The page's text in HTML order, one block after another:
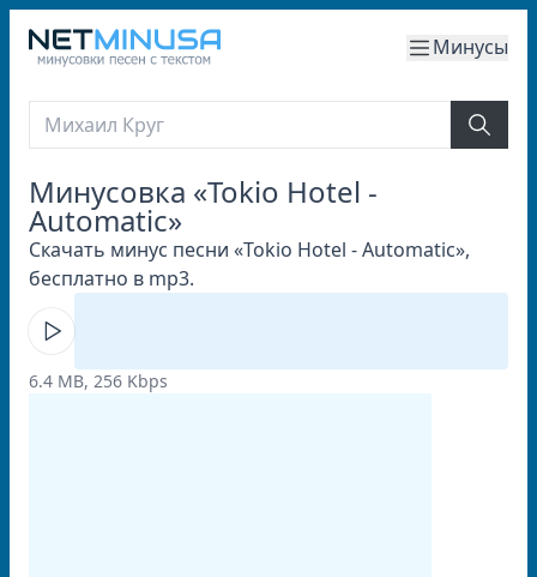
Минусы
Минусовка «Tokio Hotel -
Automatic»
Скачать минус песни «Tokio Hotel - Automatic»,
бесплатно в mp3.
6.4 MB, 256 Kbps